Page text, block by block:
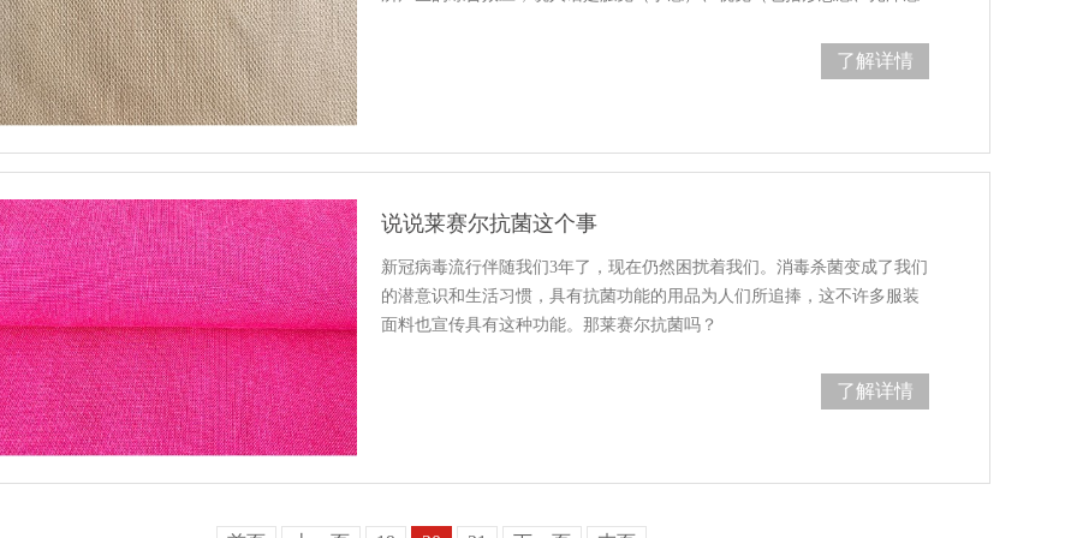
了解详情
说说莱赛尔抗菌这个事
新冠病毒流行伴随我们3年了，现在仍然困扰着我们。消毒杀菌变成了我们
的潜意识和生活习惯，具有抗菌功能的用品为人们所追捧，这不许多服装
面料也宣传具有这种功能。那莱赛尔抗菌吗？
了解详情